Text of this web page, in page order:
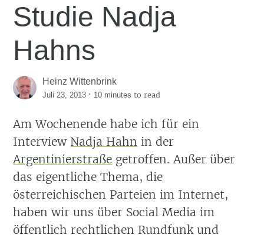
Studie Nadja
Hahns
Heinz Wittenbrink
Juli 23, 2013 · 10 minutes to read
Am Wochenende habe ich für ein
Interview Nadja Hahn in der
Argentinierstraße getroffen. Außer über
das eigentliche Thema, die
österreichischen Parteien im Internet,
haben wir uns über Social Media im
öffentlich rechtlichen Rundfunk und